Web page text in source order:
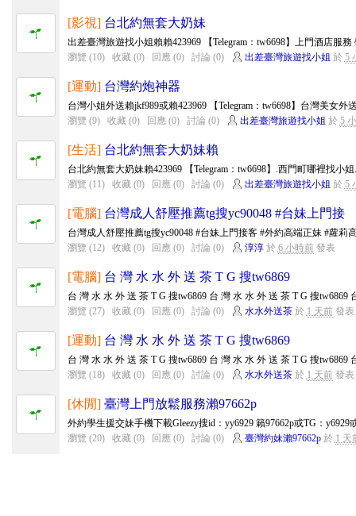
[影視] 台北約無套大奶妹
出差臺灣旅遊找小姐賴賴423969 【Telegram：tw6698】上門酒店服
瀏覽 (10)
收藏 (0) 回應 (0) 討論 (0) 出差臺灣旅遊找小姐 於 5
[運動] 台灣約炮神器
台灣小姐外送賴jkf989或賴423969 【Telegram：tw6698】台灣美女
瀏覽 (9)
收藏 (0) 回應 (0) 討論 (0) 出差臺灣旅遊找小姐 於 5
[生活] 台北約無套大奶妹賴
台北約無套大奶妹賴423969 【Telegram：tw6698】.西門町哪裡找小
瀏覽 (11)
收藏 (0) 回應 (0) 討論 (0) 出差臺灣旅遊找小姐 於 5
[電腦] 台灣成人舒壓推薦tg搜yc90048 #台妹上門接
台灣成人舒壓推薦tg搜yc90048 #台妹上門接客 #外約高端正妹 #蘿莉
瀏覽 (12)
收藏 (0) 回應 (0) 討論 (0) 淳淳於 6 小時前發表
[電腦] 台 灣 水 水 外 送 茶 T G 搜tw6869
台 灣 水 水 外 送 茶 T G 搜tw6869 台 灣 水 水 外 送 茶 T G 搜tw6869
瀏覽 (27)
收藏 (0) 回應 (0) 討論 (0) 水水外送茶於 1 天前發表
[運動] 台 灣 水 水 外 送 茶 T G 搜tw6869
台 灣 水 水 外 送 茶 T G 搜tw6869 台 灣 水 水 外 送 茶 T G 搜tw6869
瀏覽 (18)
收藏 (0) 回應 (0) 討論 (0) 水水外送茶於 1 天前發表
[休閒] 臺灣上門放鬆服務瀨97662p
外約學生援交妹手機下載Gleezy搜id：yy6929 籟97662p或TG：y6929
瀏覽 (20)
收藏 (0) 回應 (0) 討論 (0) 臺灣約妹瀨97662p於 1 天